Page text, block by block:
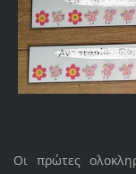
Οι πρώτες